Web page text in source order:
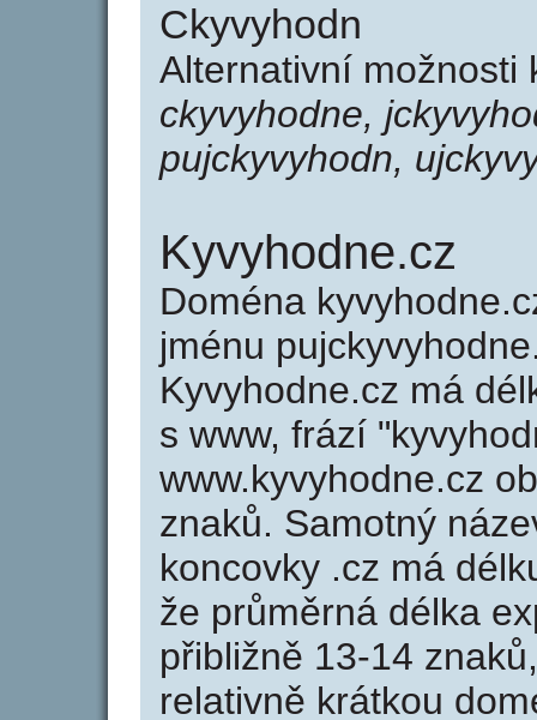
Ckyvyhodn
Alternativní možnosti
ckyvyhodne,
pujckyvyhodn,
Kyvyhodne.cz
Doména
jménu
Kyvyhodne.cz má
s www, frází
www.kyvyhodne.cz
znaků. Samotný
koncovky .cz má
že průměrná délka
přibližně 13-14
relativně krátkou